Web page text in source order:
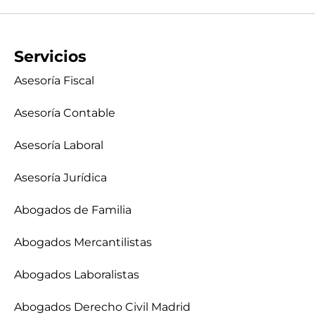
Servicios
Asesoría Fiscal
Asesoría Contable
Asesoría Laboral
Asesoría Jurídica
Abogados de Familia
Abogados Mercantilistas
Abogados Laboralistas
Abogados Derecho Civil Madrid